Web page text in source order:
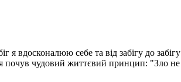
я вдосконалюю себе та від забігу до
чудовий життєвий принцип: "Зло не